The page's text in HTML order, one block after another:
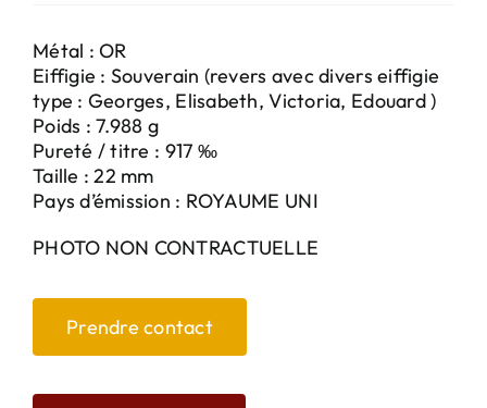
Métal : OR
Eiffigie : Souverain (revers avec divers eiffigie
type : Georges, Elisabeth, Victoria, Edouard )
Poids : 7.988 g
Pureté / titre : 917 ‰
Taille : 22 mm
Pays d’émission : ROYAUME UNI
PHOTO NON CONTRACTUELLE
Prendre contact